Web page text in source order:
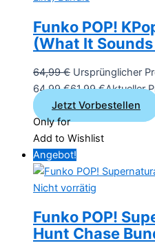
Funko POP!
(What It
64,99€ Ursprünglicher
64,99 €61,99€Aktueller
Jetzt Vorbestellen
Only for
Add to Wishlist
Angebot!
Nicht vorrätig
Funko POP!
Hunt Chase